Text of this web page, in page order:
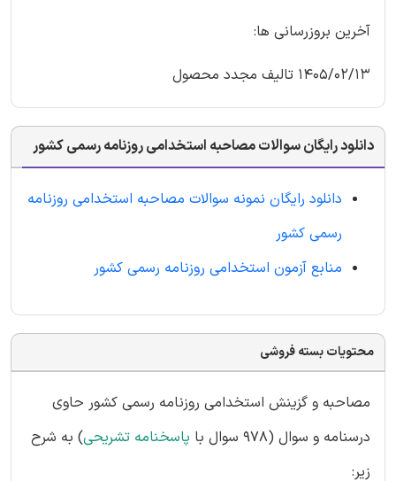
آخرین بروزرسانی ها:
1405/02/13 تالیف مجدد محصول
دانلود رایگان سوالات مصاحبه استخدامی روزنامه رسمی کشور
دانلود رایگان نمونه سوالات مصاحبه استخدامی روزنامه
رسمی کشور
منابع آزمون استخدامی روزنامه رسمی کشور
محتویات بسته فروشی
مصاحبه و گزینش استخدامی روزنامه رسمی کشور حاوی
درسنامه و سوال (978 سوال با
پاسخنامه تشریحی) به شرح
زیر: